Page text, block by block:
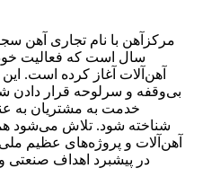
سال است که فعالیت
آهن‌آلات آغاز کرده است.
بی‌وقفه و سرلوحه قرار دادن
خدمت به مشتریان به
شناخته شود. تلاش می‌شود
آهن‌آلات و پروژه‌های عظیم
در پیشبرد اهداف صنعتی